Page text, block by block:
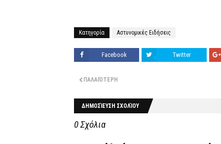
Κατηγορία Αστυνομικές Ειδήσεις
Facebook Twitter
ΠΑΛΑΙΌΤΕΡΗ
ΔΗΜΟΣΊΕΥΣΗ ΣΧΟΛΊΟΥ
0 Σχόλια